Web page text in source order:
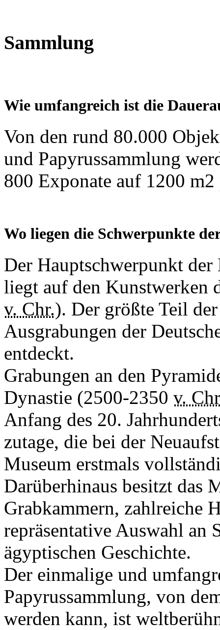
Sammlung
Wie umfangreich ist die
Von den rund 80.000
und Papyrussammlung
800 Exponate auf 1200 m2
Wo liegen die Schwerpunkte
Der Hauptschwerpunkt
liegt auf den Kunstwerken
v. Chr.). Der größte Teil
Ausgrabungen der
entdeckt.
Grabungen an den
Dynastie (2500-2350 v.
Anfang des 20.
zutage, die bei der
Museum erstmals
Darüberhinaus besitzt das
Grabkammern, zahlreiche
repräsentative Auswahl an
ägyptischen Geschichte.
Der einmalige und
Papyrussammlung, von
werden kann, ist